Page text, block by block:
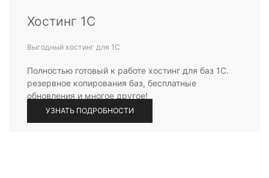
Хостинг 1С
Выгодный хостинг для 1С
Полностью готовый к работе хостинг для баз 1С.
резервное копирования баз, бесплатные
обновления и многое другое!
УЗНАТЬ ПОДРОБНОСТИ